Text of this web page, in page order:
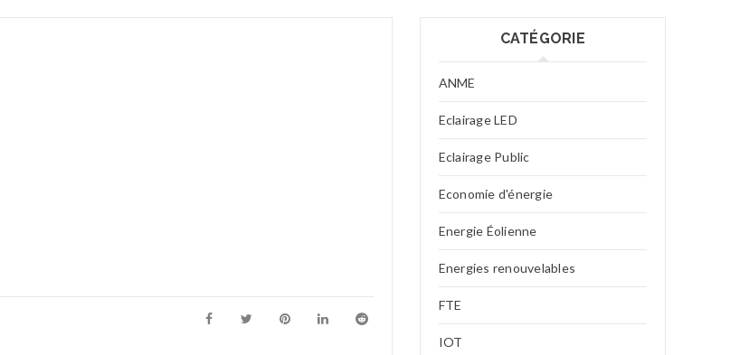
CATÉGORIE
ANME
Eclairage LED
Eclairage Public
Economie d'énergie
Energie Éolienne
Energies renouvelables
FTE
IOT